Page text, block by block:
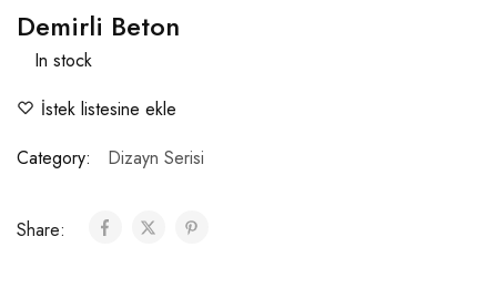
Demirli Beton
In stock
İstek listesine ekle
Category:
Dizayn Serisi
Share: